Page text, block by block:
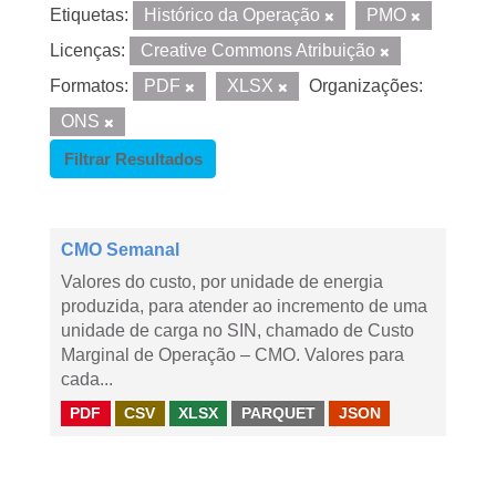
Etiquetas: Histórico da Operação
PMO
Licenças:
Creative Commons Atribuição
Formatos:
PDF XLSX
Organizações:
ONS
Filtrar Resultados
CMO Semanal
Valores do custo, por unidade de energia
produzida, para atender ao incremento de uma
unidade de carga no SIN, chamado de Custo
Marginal de Operação – CMO. Valores para
cada...
PDF CSV XLSX PARQUET JSON